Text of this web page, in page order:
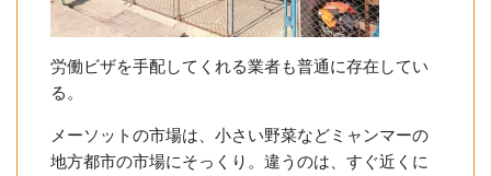
労働ビザを手配してくれる業者も普通に存在してい
る。
メーソットの市場は、小さい野菜などミャンマーの
地方都市の市場にそっくり。違うのは、すぐ近くに